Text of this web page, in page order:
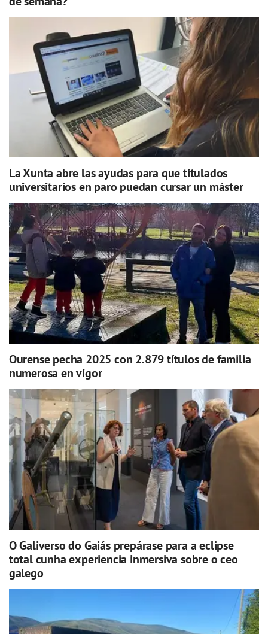
La Xunta abre las ayudas para que titulados
universitarios en paro puedan cursar un máster
Ourense pecha 2025 con 2.879 títulos de familia
numerosa en vigor
O Galiverso do Gaiás prepárase para a eclipse
total cunha experiencia inmersiva sobre o ceo
galego